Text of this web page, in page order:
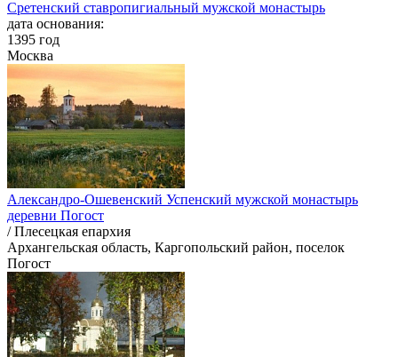
Сретенский ставропигиальный мужской монастырь
дата основания:
1395 год
Москва
Александро-Ошевенский Успенский мужской монастырь
деревни Погост
/ Плесецкая епархия
Архангельская область, Каргопольский район, поселок
Погост